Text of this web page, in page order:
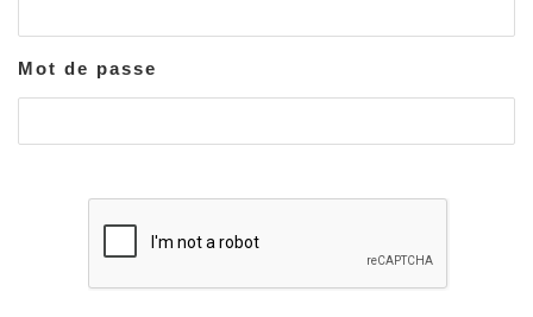
Mot de passe